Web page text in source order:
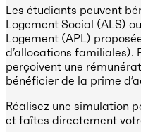
Les étudiants peuvent
Logement Social (ALS)
Logement (APL)
d’allocations familiales).
perçoivent une
bénéficier de la prime
Réalisez une simulation
et faîtes directement